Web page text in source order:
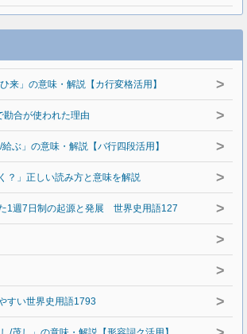
来」の意味・解説【カ行変格活用】 >
合が使われた理由 >
ぶ」の意味・解説【バ行四段活用】 >
？」正しい読み方と意味を解説 >
1週7日制の起源と発展 世界史用語127 >
>
>
すい世界史用語1793 >